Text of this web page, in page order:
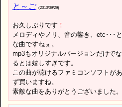
と～ご (2010/09/29)
お久しぶりです ！
メロディやノリ、音の響き、etc･･･
な曲ですねぇ。
mp3もオリジナルバージョンだけで
るとは嬉しすぎです。
この曲が聴けるファミコンソフトが
ず買いますね。
素敵な曲をありがとうございました。